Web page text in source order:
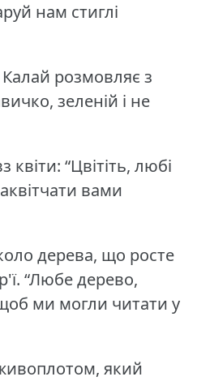
нам стиглі
розмовляє з
зеленій і не
“Цвітіть, любі
вами
дерева, що росте
“Любе дерево,
ми могли читати у
який